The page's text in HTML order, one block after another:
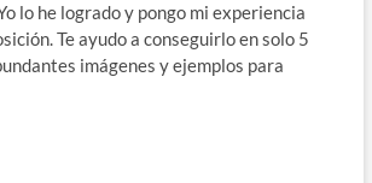
lo he logrado y pongo mi experiencia
Te ayudo a conseguirlo en solo 5
imágenes y ejemplos para